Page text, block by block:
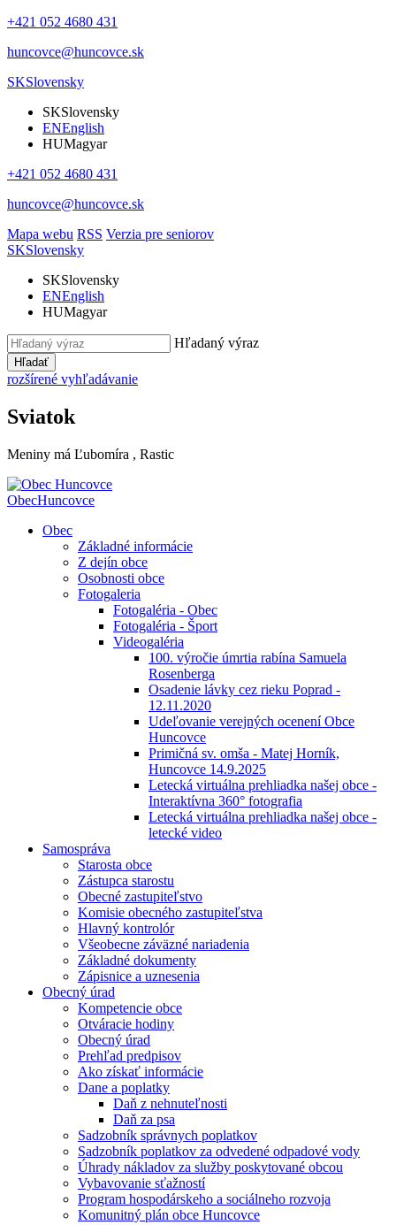
+421 052 4680 431
huncovce@huncovce.sk
SKSlovensky
SKSlovensky
ENEnglish
HUMagyar
+421 052 4680 431
huncovce@huncovce.sk
Mapa webu RSS Verzia pre seniorov
SKSlovensky
SKSlovensky
ENEnglish
HUMagyar
Hľadaný výraz
Hľadať
rozšírené vyhľadávanie
Sviatok
Meniny má Ľubomíra , Rastic
ObecHuncovce
Obec
Základné informácie
Z dejín obce
Osobnosti obce
Fotogaleria
Fotogaléria - Obec
Fotogaléria - Šport
Videogaléria
100. výročie úmrtia rabína Samuela
Rosenberga
Osadenie lávky cez rieku Poprad -
12.11.2020
Udeľovanie verejných ocenení Obce
Huncovce
Primičná sv. omša - Matej Horník,
Huncovce 14.9.2025
Letecká virtuálna prehliadka našej obce -
Interaktívna 360° fotografia
Letecká virtuálna prehliadka našej obce -
letecké video
Samospráva
Starosta obce
Zástupca starostu
Obecné zastupiteľstvo
Komisie obecného zastupiteľstva
Hlavný kontrolór
Všeobecne záväzné nariadenia
Základné dokumenty
Zápisnice a uznesenia
Obecný úrad
Kompetencie obce
Otváracie hodiny
Obecný úrad
Prehľad predpisov
Ako získať informácie
Dane a poplatky
Daň z nehnuteľnosti
Daň za psa
Sadzobník správnych poplatkov
Sadzobník poplatkov za odvedené odpadové vody
Úhrady nákladov za služby poskytované obcou
Vybavovanie sťažností
Program hospodárskeho a sociálneho rozvoja
Komunitný plán obce Huncovce